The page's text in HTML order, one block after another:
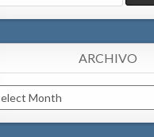
ARCHIVO